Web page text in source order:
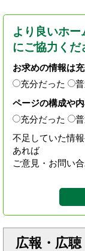
より良いホー
にご協力くだ
お求めの情報は
充分だった
ページの構成や
充分だった
不足していた情
あれば
ご意見・お問い
広報・広聴